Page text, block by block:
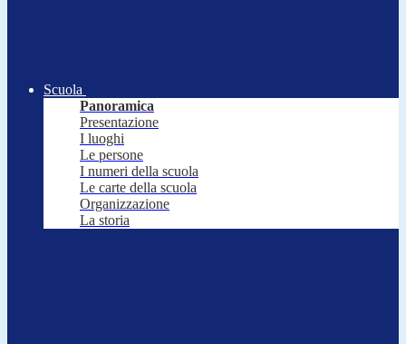
Scuola
Panoramica
Presentazione
I luoghi
Le persone
I numeri della scuola
Le carte della scuola
Organizzazione
La storia